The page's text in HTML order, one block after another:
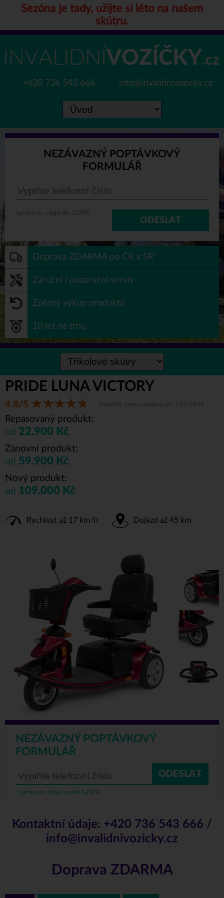
Sezóna je tady, užijte si léto na našem
skútru.
+420 736 543 666 info@invalidnivozicky.cz
NEZÁVAZNÝ POPTÁVKOVÝ
FORMULÁŘ
Správa os. údajů dle GDPR
ODESLAT
Doprava ZDARMA po ČR a SR*
Záruční i pozáruční servis
Zpětný výkup produktů
10 let na trhu
PRIDE LUNA VICTORY
4.8/5 Všechny ceny uvedeny vč. 21% DPH
Repasovaný produkt:
od 22.900 Kč
Zánovní produkt:
od 59.900 Kč
Nový produkt:
od 109.000 Kč
Rychlost až 17 km/h Dojezd až 45 km
NEZÁVAZNÝ POPTÁVKOVÝ
FORMULÁŘ
ODESLAT
Správa os. údajů podle GDPR
Kontaktní údaje: +420 736 543 666 /
info@invalidnivozicky.cz
Doprava ZDARMA